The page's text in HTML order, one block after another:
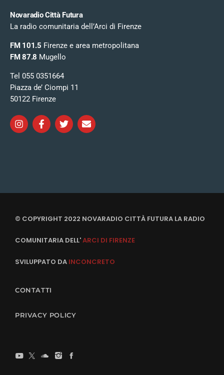
Novaradio Città Futura
La radio comunitaria dell’Arci di Firenze
FM 101.5 Firenze e area metropolitana
FM 87.8 Mugello
Tel 055 0351664
Piazza de’ Ciompi 11
50122 Firenze
© COPYRIGHT 2022 NOVARADIO CITTÀ FUTURA LA RADIO
COMUNITARIA DELL'ARCI DI FIRENZE
SVILUPPATO DA INCONCRETO
CONTATTI
PRIVACY POLICY